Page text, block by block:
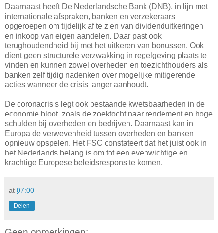
Daarnaast heeft De Nederlandsche Bank (DNB), in lijn met
internationale afspraken, banken en verzekeraars
opgeroepen om tijdelijk af te zien van dividenduitkeringen
en inkoop van eigen aandelen. Daar past ook
terughoudendheid bij met het uitkeren van bonussen. Ook
dient geen structurele verzwakking in regelgeving plaats te
vinden en kunnen zowel overheden en toezichthouders als
banken zelf tijdig nadenken over mogelijke mitigerende
acties wanneer de crisis langer aanhoudt.
De coronacrisis legt ook bestaande kwetsbaarheden in de
economie bloot, zoals de zoektocht naar rendement en hoge
schulden bij overheden en bedrijven. Daarnaast kan in
Europa de verwevenheid tussen overheden en banken
opnieuw opspelen. Het FSC constateert dat het juist ook in
het Nederlands belang is om tot een evenwichtige en
krachtige Europese beleidsrespons te komen.
at 07:00
Delen